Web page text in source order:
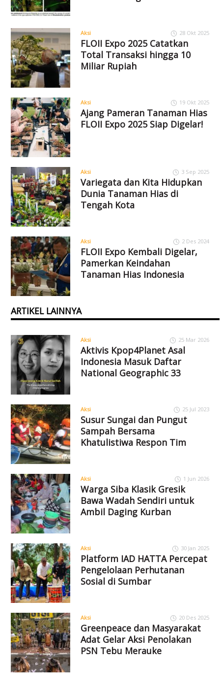
Aksi 28 Okt 2025
FLOII Expo 2025 Catatkan
Total Transaksi hingga 10
Miliar Rupiah
Aksi 19 Okt 2025
Ajang Pameran Tanaman Hias
FLOII Expo 2025 Siap Digelar!
Aksi 3 Sep 2025
Variegata dan Kita Hidupkan
Dunia Tanaman Hias di
Tengah Kota
Aksi 2 Des 2024
FLOII Expo Kembali Digelar,
Pamerkan Keindahan
Tanaman Hias Indonesia
ARTIKEL LAINNYA
Aksi 25 Mar 2026
Aktivis Kpop4Planet Asal
Indonesia Masuk Daftar
National Geographic 33
Aksi 25 Jul 2023
Susur Sungai dan Pungut
Sampah Bersama
Khatulistiwa Respon Tim
Aksi 1 Jun 2026
Warga Siba Klasik Gresik
Bawa Wadah Sendiri untuk
Ambil Daging Kurban
Aksi 30 Jan 2025
Platform IAD HATTA Percepat
Pengelolaan Perhutanan
Sosial di Sumbar
Aksi 20 Des 2025
Greenpeace dan Masyarakat
Adat Gelar Aksi Penolakan
PSN Tebu Merauke